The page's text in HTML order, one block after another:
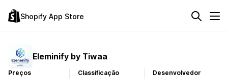
Shopify App Store
Eleminify by Tiwaa
Preços
Classificação
Desenvolvedor